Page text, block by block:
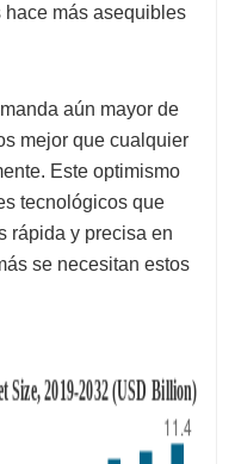
más asequibles
aún mayor de
mejor que cualquier
Este optimismo
tecnológicos que
rápida y precisa en
se necesitan estos